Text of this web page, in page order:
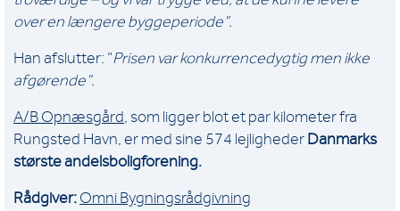
over en længere byggeperiode”.
Han afslutter: “Prisen var konkurrencedygtig men ikke
afgørende”.
A/B Opnæsgård, som ligger blot et par kilometer fra
Rungsted Havn, er med sine 574 lejligheder Danmarks
største andelsboligforening.
Rådgiver: Omni Bygningsrådgivning